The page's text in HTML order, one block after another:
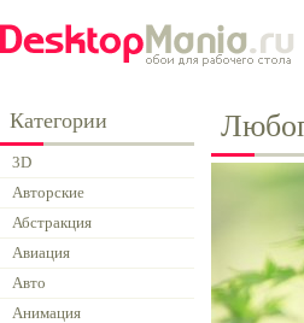
Категории
3D
Авторские
Абстракция
Авиация
Авто
Анимация